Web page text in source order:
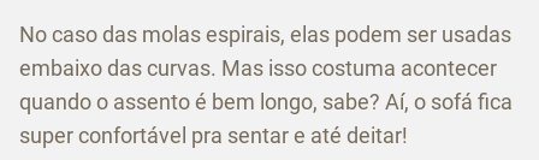
No caso das molas espirais, elas podem ser usadas
embaixo das curvas. Mas isso costuma acontecer
quando o assento é bem longo, sabe? Aí, o sofá fica
super confortável pra sentar e até deitar!